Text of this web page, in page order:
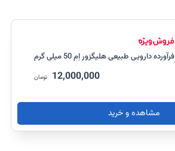
فرآورده دارویی طبیعی هلیگزور اِم 50 میلی گرم
12,000,000 تومان
مشاهده و خرید